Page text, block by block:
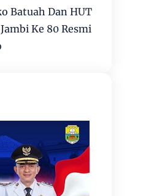
Batuah Dan HUT
Ke 80 Resmi